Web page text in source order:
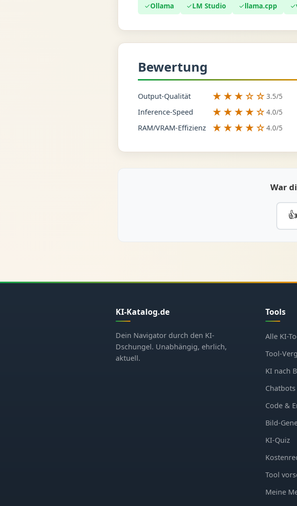
✓Ollama ✓LM Studio ✓llama.cpp ✓
Bewertung
Output-Qualität ★★★☆☆ 3.5/5
Inference-Speed
★★★★☆ 4.0/5
RAM/VRAM-Effizienz
★★★★☆ 4.0/5
War
KI-Katalog.de
Dein Navigator durch den KI-
Dschungel. Unabhängig, ehrlich,
aktuell.
Tools
Alle KI-
Tool-
KI nach
Chatbots
Code &
Bild-
KI-Quiz
Tool
Meine